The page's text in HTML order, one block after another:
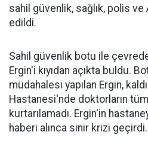
sahil güvenlik, sağlık, polis
edildi.
Sahil güvenlik botu ile
Ergin'i kıyıdan açıkta buldu.
müdahalesi yapılan Ergin,
Hastanesi'nde doktorların
kurtarılamadı. Ergin'in
haberi alınca sinir krizi geçirdi.